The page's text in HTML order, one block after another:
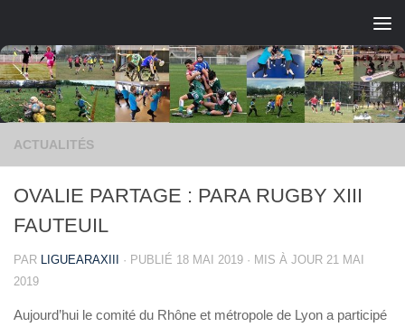
ACTUALITÉS
OVALIE PARTAGE : PARA RUGBY XIII
FAUTEUIL
PAR LIGUEARAXIII · PUBLIÉ 18 MAI 2019 · MIS À JOUR 21 MAI
2019
Aujourd’hui le comité du Rhône et métropole de Lyon a participé